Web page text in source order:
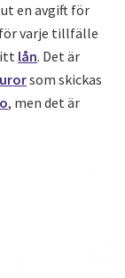
en avgift för
varje tillfälle
lån. Det är
som skickas
, men det är